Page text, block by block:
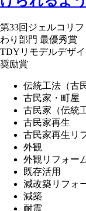
第33回ジェルコリ
わり部門 最優秀賞
TDYリモデルデザ
奨励賞
伝統工法（古
古民家・町屋
古民家（伝統
古民家再生
古民家再生リ
外観
外観リフォー
既存活用
減改築リフォ
減築
耐震